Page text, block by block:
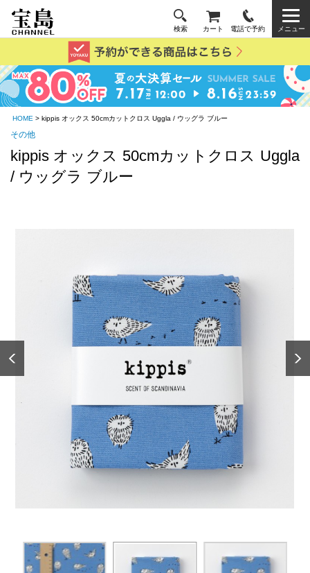
検索 カート 電話で予約 メニュー
HOME > kippis オックス 50cmカットクロス Uggla / ウッグラ ブルー
その他
kippis オックス 50cmカットクロス Uggla
/ ウッグラ ブルー